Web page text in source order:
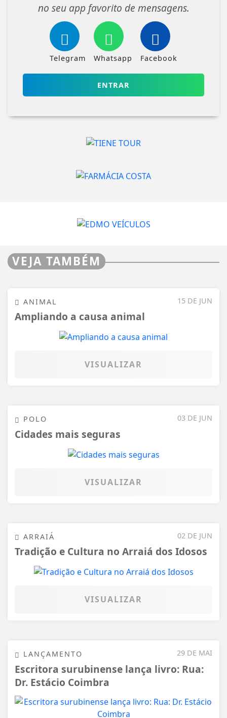
no seu app favorito de mensagens.
Telegram Whatsapp Facebook
ENTRAR
VEJA TAMBÉM
15 DE JUN
ANIMAL
Ampliando a causa animal
VISUALIZAR
03 DE JUN
POLO
Cidades mais seguras
VISUALIZAR
02 DE JUN
ARRAIÁ
Tradição e Cultura no Arraiá dos Idosos
VISUALIZAR
29 DE MAI
LANÇAMENTO
Escritora surubinense lança livro: Rua:
Dr. Estácio Coimbra